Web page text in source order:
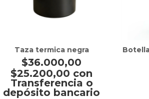
Taza termica negra
$36.000,00
$25.200,00 con
Transferencia o
depósito bancario